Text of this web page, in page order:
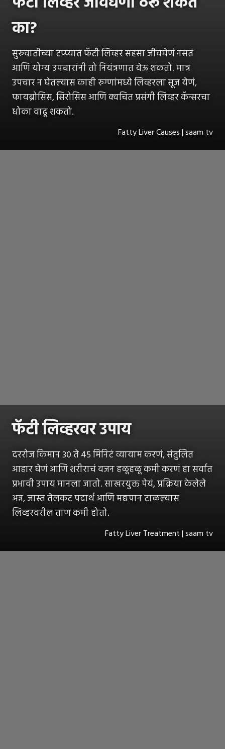
का?
सुरुवातीच्या टप्प्यात फॅटी लिव्हर सहसा जीवघेणं नसतं
आणि योग्य उपचारांनी तो नियंत्रणात येऊ शकतो. मात्र
उपचार न घेतल्यास काही रुग्णांमध्ये लिव्हरला सूज येणं,
फायब्रोसिस, सिरोसिस आणि क्वचित प्रसंगी लिव्हर कॅन्सरचा
धोका वाढू शकतो.
Fatty Liver Causes | saam tv
फॅटी लिव्हरवर उपाय
दररोज किमान ३० ते ४५ मिनिटं व्यायाम करणं, संतुलित
आहार घेणं आणि शरीराचं वजन हळूहळू कमी करणं हा सर्वात
प्रभावी उपाय मानला जातो. साखरयुक्त पेयं, प्रक्रिया केलेले
अन्न, जास्त तेलकट पदार्थ आणि मद्यपान टाळल्यास
लिव्हरवरील ताण कमी होतो.
Fatty Liver Treatment | saam tv